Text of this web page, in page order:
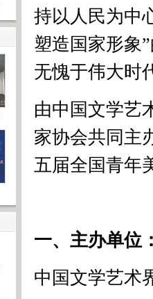
持以人民为中
塑造国家形象
无愧于伟大时
由中国文学艺
家协会共同主
五届全国青年
一、主办单位
中国文学艺术